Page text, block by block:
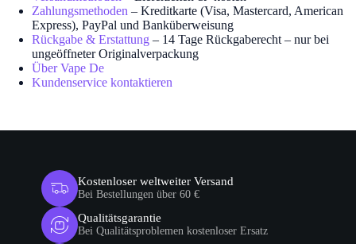
Zahlungsmethoden – Kreditkarte (Visa, Mastercard, American
Express), PayPal und Banküberweisung
Rückgabe & Erstattung – 14 Tage Rückgaberecht – nur bei
ungeöffneter Originalverpackung
Über Vape De
Kundenservice kontaktieren
Kostenloser weltweiter Versand
Bei Bestellungen über 60 €
Qualitätsgarantie
Bei Qualitätsproblemen kostenloser Ersatz